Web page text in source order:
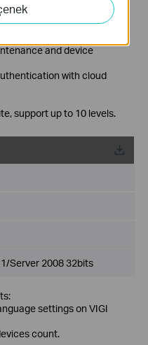
module.
and device
with cloud
support up to 10 levels.
Server 2008 32bits
settings on VIGI
count.